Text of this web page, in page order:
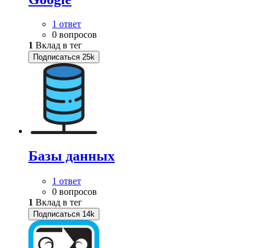
1 ответ
0 вопросов
1 Вклад в тег
Подписаться 25k
Базы данных
1 ответ
0 вопросов
1 Вклад в тег
Подписаться 14k